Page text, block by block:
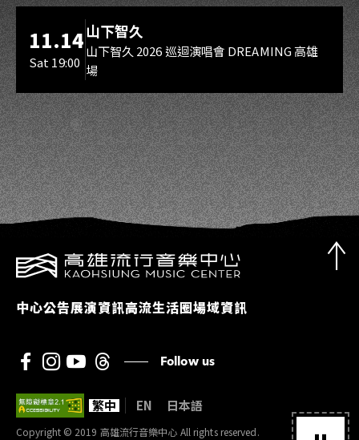
11.14
Sat 19:00
山下智久
山下智久 2026 巡迴演唱會 DREAMING 高雄
場
中心公告展演資訊高流生活圈場域資訊
Follow us
Copyright © 2019 高雄流行音樂中心 All rights reserved.
繁中 EN 日本語